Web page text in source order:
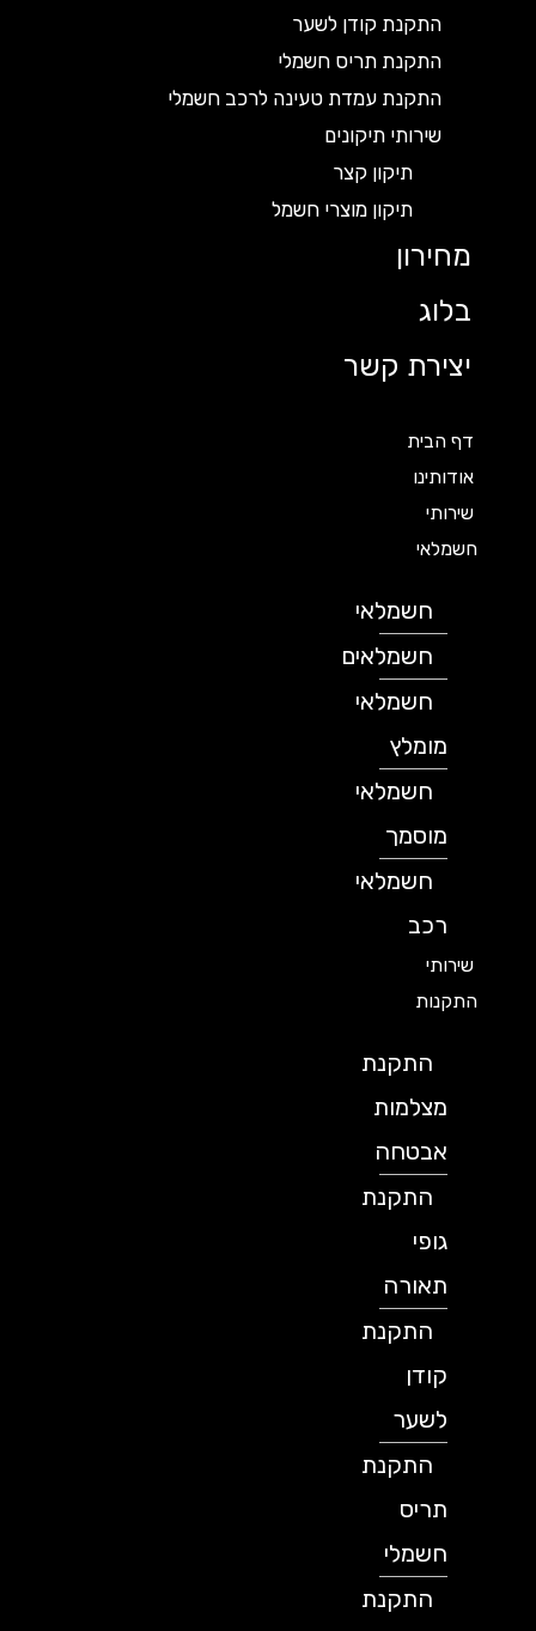
התקנת קודן לשער
התקנת תריס חשמלי
התקנת עמדת טעינה לרכב חשמלי
שירותי תיקונים
תיקון קצר
תיקון מוצרי חשמל
מחירון
בלוג
יצירת קשר
דף הבית
אודותינו
שירותי
חשמלאי
חשמלאי
חשמלאים
חשמלאי
מומלץ
חשמלאי
מוסמך
חשמלאי
שירותי
התקנות
התקנת
מצלמות
אבטחה
התקנת
תאורה
התקנת
לשער
התקנת
תריס
חשמלי
התקנת